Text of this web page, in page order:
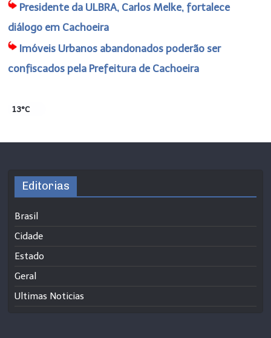
Presidente da ULBRA, Carlos Melke, fortalece
diálogo em Cachoeira
Imóveis Urbanos abandonados poderão ser
confiscados pela Prefeitura de Cachoeira
13°C
Editorias
Brasil
Cidade
Estado
Geral
Ultimas Noticias